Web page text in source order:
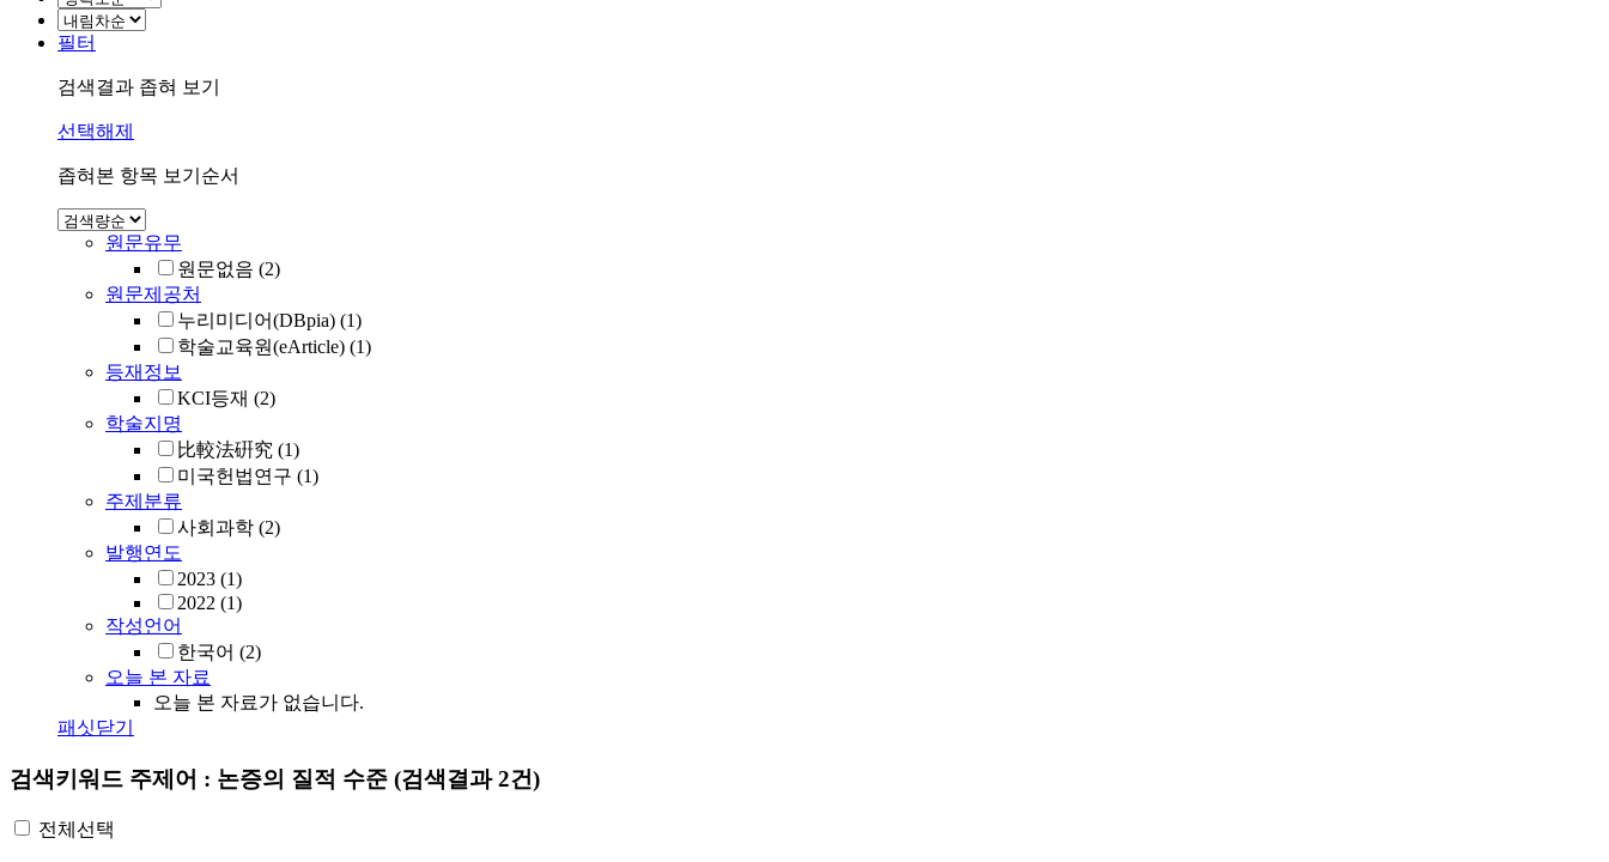
필터
검색결과 좁혀 보기
선택해제
좁혀본 항목 보기순서
원문유무
원문없음 (2)
원문제공처
누리미디어(DBpia) (1)
학술교육원(eArticle) (1)
등재정보
KCI등재 (2)
학술지명
比較法硏究 (1)
미국헌법연구 (1)
주제분류
사회과학 (2)
발행연도
2023 (1)
2022 (1)
작성언어
한국어 (2)
오늘 본 자료
오늘 본 자료가 없습니다.
패싯닫기
검색키워드 주제어 : 논증의 질적 수준 (검색결과 2건)
전체선택